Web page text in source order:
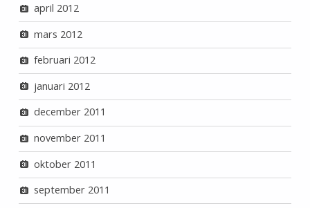
april 2012
mars 2012
februari 2012
januari 2012
december 2011
november 2011
oktober 2011
september 2011